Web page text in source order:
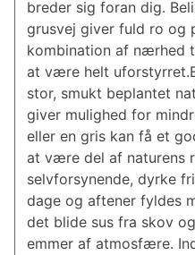
breder sig foran dig.
grusvej giver fuld ro og
kombination af nærhed
at være helt
stor, smukt beplantet
giver mulighed for
eller en gris kan få et
at være del af naturens
selvforsynende, dyrke
dage og aftener fyldes
det blide sus fra skov
emmer af atmosfære.